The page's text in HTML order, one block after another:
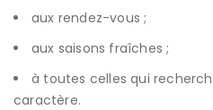
aux rendez-vous ;
aux saisons fraîches ;
à toutes celles qui
caractère.